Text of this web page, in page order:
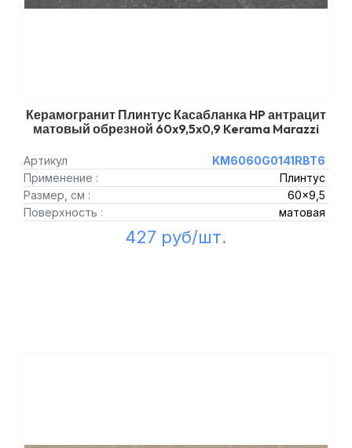
Керамогранит Плинтус Касабланка HP антрацит
матовый обрезной 60x9,5x0,9 Kerama Marazzi
Артикул
KM6060G0141RBT6
Применение :
Плинтус
Размер, см :
60x9,5
Поверхность :
матовая
427 руб/шт.